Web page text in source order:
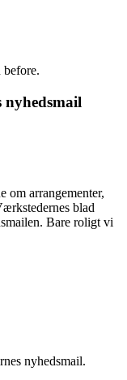
nyhedsmail
om arrangementer,
blad
Bare roligt vi
nyhedsmail.